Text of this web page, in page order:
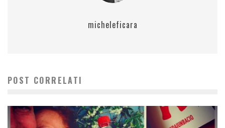
micheleficara
POST CORRELATI